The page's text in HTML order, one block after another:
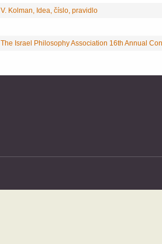
V. Kolman, Idea, číslo, pravidlo
The Israel Philosophy Association 16th Annual